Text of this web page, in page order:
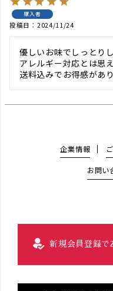
購入者
投稿日 2024/11/24
優しいお味でしっとり
アレルギー対応とは思
送料込みでお得感があ
企業情報
お問い
新規会員登録で